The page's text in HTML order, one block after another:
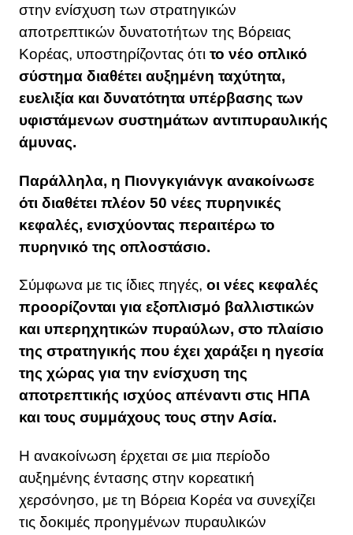
στην ενίσχυση των στρατηγικών
αποτρεπτικών δυνατοτήτων της Βόρειας
Κορέας, υποστηρίζοντας ότι το νέο οπλικό
σύστημα διαθέτει αυξημένη ταχύτητα,
ευελιξία και δυνατότητα υπέρβασης των
υφιστάμενων συστημάτων αντιπυραυλικής
άμυνας.
Παράλληλα, η Πιονγκγιάνγκ ανακοίνωσε
ότι διαθέτει πλέον 50 νέες πυρηνικές
κεφαλές, ενισχύοντας περαιτέρω το
πυρηνικό της οπλοστάσιο.
Σύμφωνα με τις ίδιες πηγές, οι νέες κεφαλές
προορίζονται για εξοπλισμό βαλλιστικών
και υπερηχητικών πυραύλων, στο πλαίσιο
της στρατηγικής που έχει χαράξει η ηγεσία
της χώρας για την ενίσχυση της
αποτρεπτικής ισχύος απέναντι στις ΗΠΑ
και τους συμμάχους τους στην Ασία.
Η ανακοίνωση έρχεται σε μια περίοδο
αυξημένης έντασης στην κορεατική
χερσόνησο, με τη Βόρεια Κορέα να συνεχίζει
τις δοκιμές προηγμένων πυραυλικών